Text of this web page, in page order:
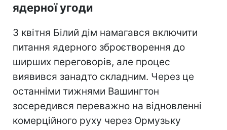
ядерної угоди
З квітня Білий дім намагався включити
питання ядерного зброєтворення до
ширших переговорів, але процес
виявився занадто складним. Через це
останніми тижнями Вашингтон
зосередився переважно на відновленні
комерційного руху через Ормузьку